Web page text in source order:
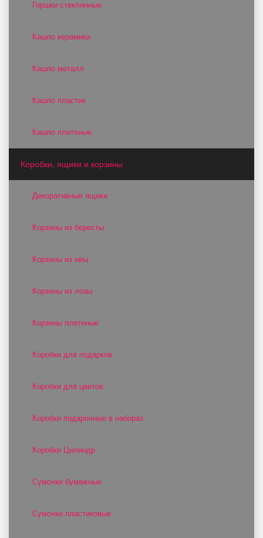
Горшки стеклянные
Кашпо керамика
Кашпо металл
Кашпо пластик
Кашпо плетеные
Коробки, ящики и корзины
Декоративные ящики
Корзины из бересты
Корзины из ивы
Корзины из лозы
Корзины плетеные
Коробки для подарков
Коробки для цветов
Коробки подарочные в наборах
Коробки Цилиндр
Сумочки бумажные
Сумочки пластиковые